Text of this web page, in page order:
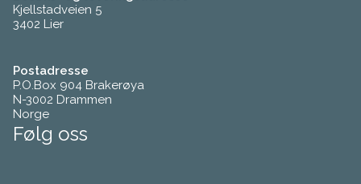
Kjellstadveien 5
3402 Lier
Postadresse
P.O.Box 904 Brakerøya
N-3002 Drammen
Norge
Følg oss